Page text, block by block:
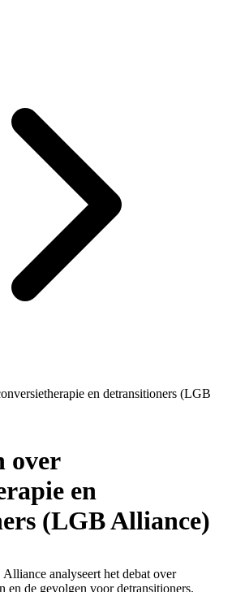
en detransitioners (LGB
over
en
(LGB Alliance)
analyseert het debat over
en de gevolgen voor detransitioners.